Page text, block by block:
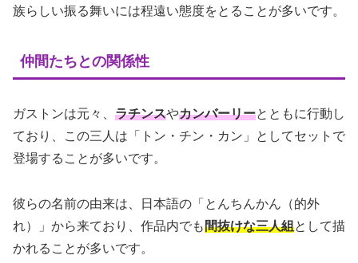
族らしい振る舞いには程遠い態度をとることが多いです。
仲間たちとの関係性
ガストンは元々、 ラチンスやカンバーリーとともに行動し
ており、この三人は「トン・チン・カン」としてセットで
登場することが多いです。
彼らの名前の由来は、日本語の「とんちんかん（的外
れ）」から来ており、作品内でも間抜けな三人組として描
かれることが多いです。